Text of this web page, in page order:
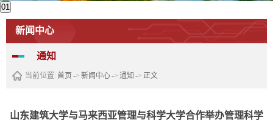
01
新闻中心
通知
当前位置: 首页 -> 新闻中心-> 通知 -> 正文
山东建筑大学与马来西亚管理与科学大学合作举办管理科学